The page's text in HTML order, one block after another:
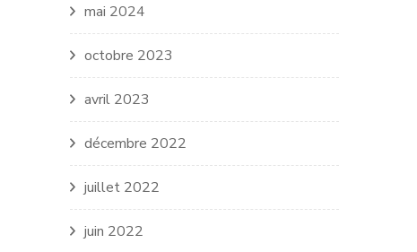
mai 2024
octobre 2023
avril 2023
décembre 2022
juillet 2022
juin 2022